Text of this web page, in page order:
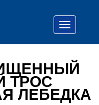
ТРОС
ЛЕБЕДКА